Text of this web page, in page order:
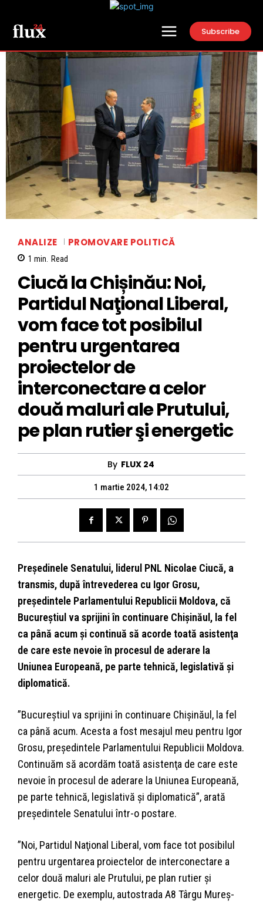
Subscribe
ANALIZE PROMOVARE POLITICĂ
1 min. Read
Ciucă la Chișinău: Noi,
Partidul Naţional Liberal,
vom face tot posibilul
pentru urgentarea
proiectelor de
interconectare a celor
două maluri ale Prutului,
pe plan rutier şi energetic
By FLUX 24
1 martie 2024, 14:02
Preşedinele Senatului, liderul PNL Nicolae Ciucă, a
transmis, după întrevederea cu Igor Grosu,
preşedintele Parlamentului Republicii Moldova, că
Bucureştiul va sprijini în continuare Chişinăul, la fel
ca până acum şi continuă să acorde toată asistenţa
de care este nevoie în procesul de aderare la
Uniunea Europeană, pe parte tehnică, legislativă şi
diplomatică.
”Bucureştiul va sprijini în continuare Chişinăul, la fel
ca până acum. Acesta a fost mesajul meu pentru Igor
Grosu, preşedintele Parlamentului Republicii Moldova.
Continuăm să acordăm toată asistenţa de care este
nevoie în procesul de aderare la Uniunea Europeană,
pe parte tehnică, legislativă şi diplomatică”, arată
preşedintele Senatului într-o postare.
”Noi, Partidul Naţional Liberal, vom face tot posibilul
pentru urgentarea proiectelor de interconectare a
celor două maluri ale Prutului, pe plan rutier şi
energetic. De exemplu, autostrada A8 Târgu Mureş-